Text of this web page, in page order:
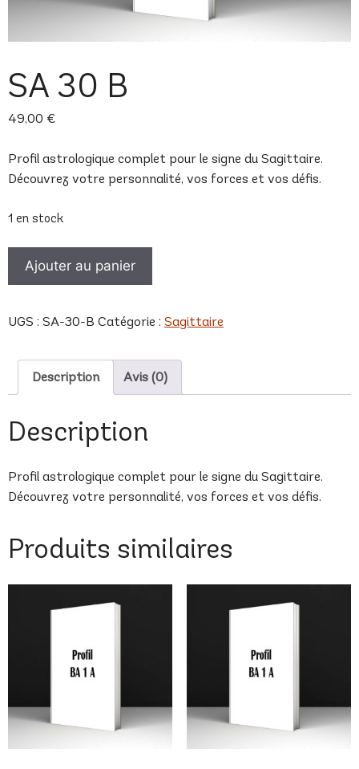
SA 30 B
49,00 €
Profil astrologique complet pour le signe du Sagittaire.
Découvrez votre personnalité, vos forces et vos défis.
1 en stock
30
Ajouter au panier
UGS : SA-30-B Catégorie : Sagittaire
Description Avis (0)
Description
Profil astrologique complet pour le signe du Sagittaire.
Découvrez votre personnalité, vos forces et vos défis.
Produits similaires